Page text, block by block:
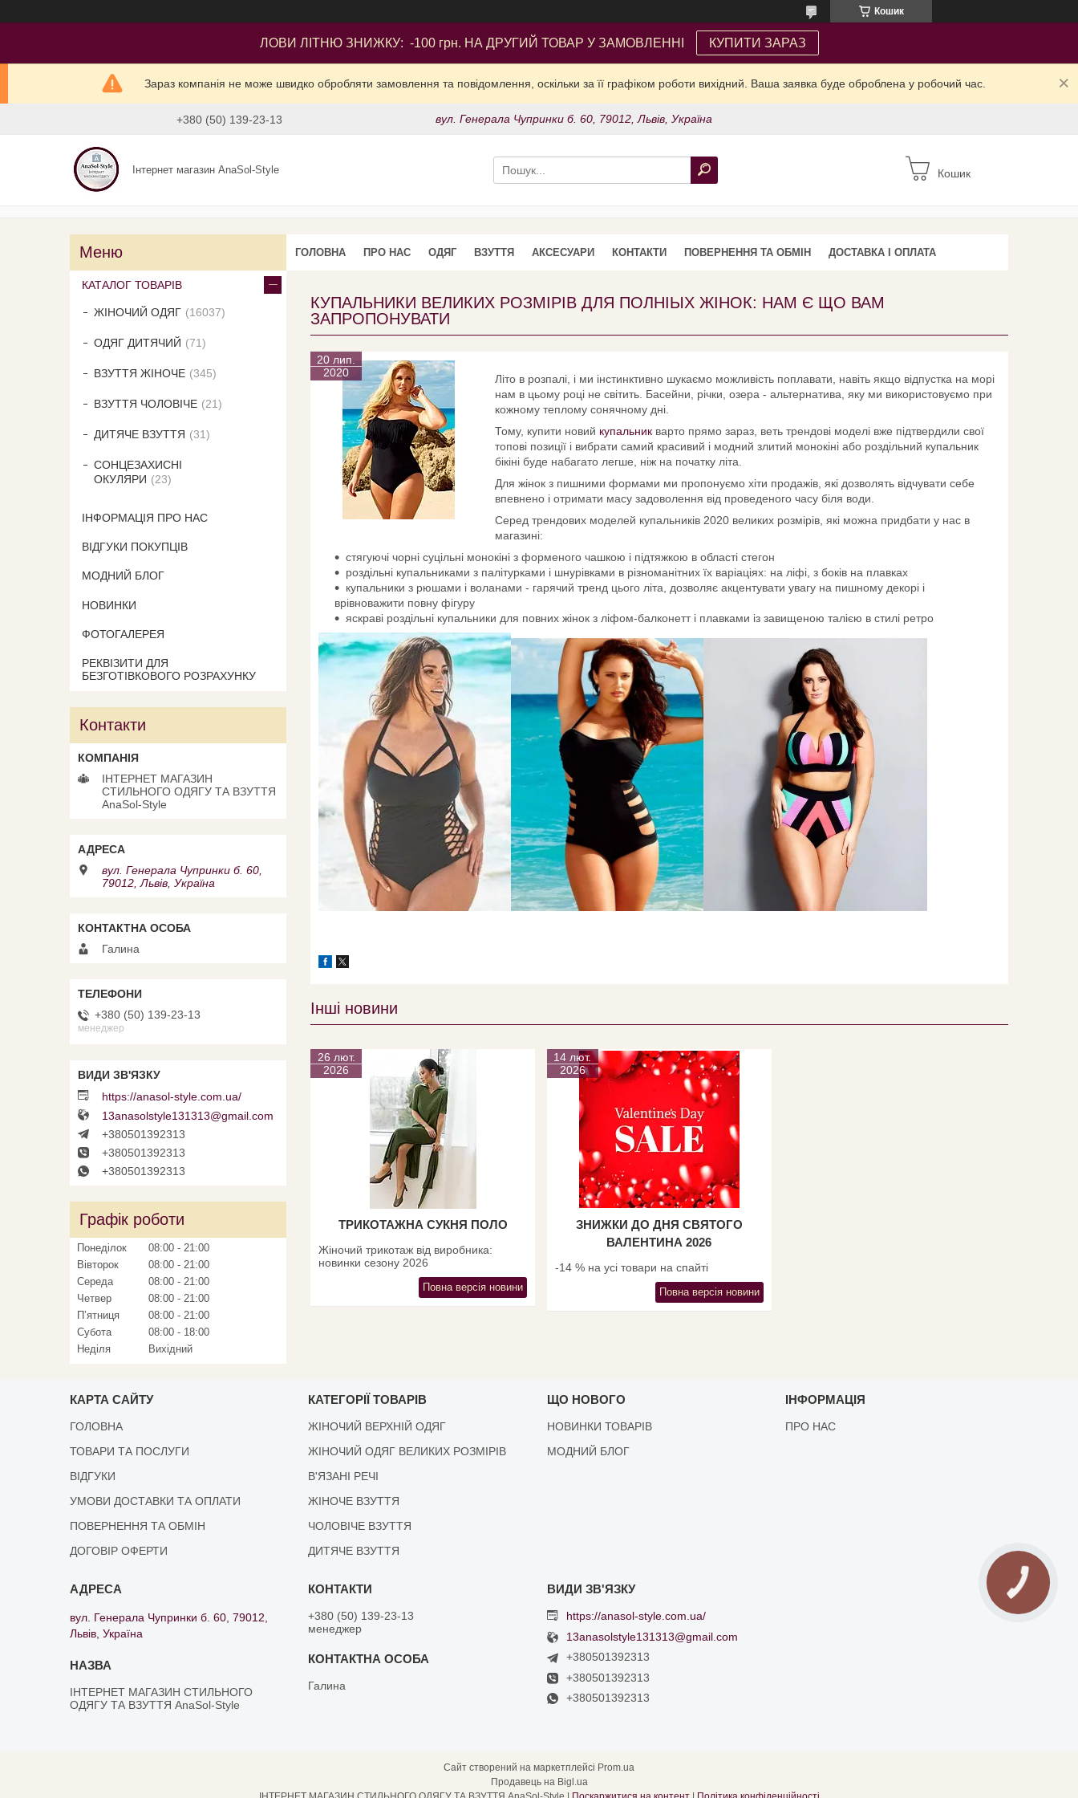
Кошик
ЛОВИ ЛІТНЮ ЗНИЖКУ: -100 грн. НА ДРУГИЙ ТОВАР У ЗАМОВЛЕННІ КУПИТИ ЗАРАЗ
Зараз компанія не може швидко обробляти замовлення та повідомлення, оскільки за її графіком роботи вихідний. Ваша заявка буде оброблена у робочий час.
+380 (50) 139-23-13 вул. Генерала Чупринки б. 60, 79012, Львів, Україна
Інтернет магазин AnaSol-Style Кошик
ГОЛОВНА ПРО НАС ОДЯГ ВЗУТТЯ АКСЕСУАРИ КОНТАКТИ ПОВЕРНЕННЯ ТА ОБМІН ДОСТАВКА І ОПЛАТА
КУПАЛЬНИКИ ВЕЛИКИХ РОЗМІРІВ ДЛЯ ПОЛНІЫХ ЖІНОК: НАМ Є ЩО ВАМ
ЗАПРОПОНУВАТИ
20 лип.
2020
Літо в розпалі, і ми інстинктивно шукаємо можливість поплавати, навіть якщо відпустка на морі
нам в цьому році не світить. Басейни, річки, озера - альтернатива, яку ми використовуємо при
кожному теплому сонячному дні.
Тому, купити новий купальник варто прямо зараз, веть трендові моделі вже підтвердили свої
топові позиції і вибрати самий красивий і модний злитий монокіні або роздільний купальник
бікіні буде набагато легше, ніж на початку літа.
Для жінок з пишними формами ми пропонуємо хіти продажів, які дозволять відчувати себе
впевнено і отримати масу задоволення від проведеного часу біля води.
Серед трендових моделей купальників 2020 великих розмірів, які можна придбати у нас в
магазині:
стягуючі чорні суцільні монокіні з форменого чашкою і підтяжкою в області стегон
роздільні купальниками з палітурками і шнурівками в різноманітних їх варіаціях: на ліфі, з боків на плавках
купальники з рюшами і воланами - гарячий тренд цього літа, дозволяє акцентувати увагу на пишному декорі і
врівноважити повну фігуру
яскраві роздільні купальники для повних жінок з ліфом-балконетт і плавками із завищеною талією в стилі ретро
Інші новини
26 лют.
2026
ТРИКОТАЖНА СУКНЯ ПОЛО
Жіночий трикотаж від виробника:
новинки сезону 2026
Повна версія новини
14 лют.
2026
ЗНИЖКИ ДО ДНЯ СВЯТОГО
ВАЛЕНТИНА 2026
-14 % на усі товари на спайті
Повна версія новини
КАТАЛОГ ТОВАРІВ
ЖІНОЧИЙ ОДЯГ 16037
ОДЯГ ДИТЯЧИЙ 71
ВЗУТТЯ ЖІНОЧЕ 345
ВЗУТТЯ ЧОЛОВІЧЕ 21
ДИТЯЧЕ ВЗУТТЯ 31
СОНЦЕЗАХИСНІ
ОКУЛЯРИ
23
ІНФОРМАЦІЯ ПРО НАС
ВІДГУКИ ПОКУПЦІВ
МОДНИЙ БЛОГ
НОВИНКИ
ФОТОГАЛЕРЕЯ
РЕКВІЗИТИ ДЛЯ
БЕЗГОТІВКОВОГО РОЗРАХУНКУ
Контакти
ІНТЕРНЕТ МАГАЗИН
СТИЛЬНОГО ОДЯГУ ТА ВЗУТТЯ
AnaSol-Style
вул. Генерала Чупринки б. 60,
79012, Львів, Україна
Галина
+380 (50) 139-23-13
менеджер
https://anasol-style.com.ua/
13anasolstyle131313@gmail.com
+380501392313
+380501392313
+380501392313
Графік роботи
Понеділок 08:00
21:00
Вівторок
08:00
21:00
Середа
08:00
21:00
Четвер
08:00
21:00
Пʼятниця
08:00
21:00
Субота
08:00
18:00
Неділя
Вихідний
КАРТА САЙТУ
ГОЛОВНА
ТОВАРИ ТА ПОСЛУГИ
ВІДГУКИ
УМОВИ ДОСТАВКИ ТА ОПЛАТИ
ПОВЕРНЕННЯ ТА ОБМІН
ДОГОВІР ОФЕРТИ
КАТЕГОРІЇ ТОВАРІВ
ЖІНОЧИЙ ВЕРХНІЙ ОДЯГ
ЖІНОЧИЙ ОДЯГ ВЕЛИКИХ РОЗМІРІВ
В'ЯЗАНІ РЕЧІ
ЖІНОЧЕ ВЗУТТЯ
ЧОЛОВІЧЕ ВЗУТТЯ
ДИТЯЧЕ ВЗУТТЯ
ЩО НОВОГО
НОВИНКИ ТОВАРІВ
МОДНИЙ БЛОГ
ІНФОРМАЦІЯ
ПРО НАС
вул. Генерала Чупринки б. 60, 79012,
Львів, Україна
ІНТЕРНЕТ МАГАЗИН СТИЛЬНОГО
ОДЯГУ ТА ВЗУТТЯ AnaSol-Style
+380 (50) 139-23-13
менеджер
Галина
https://anasol-style.com.ua/
13anasolstyle131313@gmail.com
+380501392313
+380501392313
+380501392313
Сайт створений на маркетплейсі Prom.ua
Продавець на Bigl.ua